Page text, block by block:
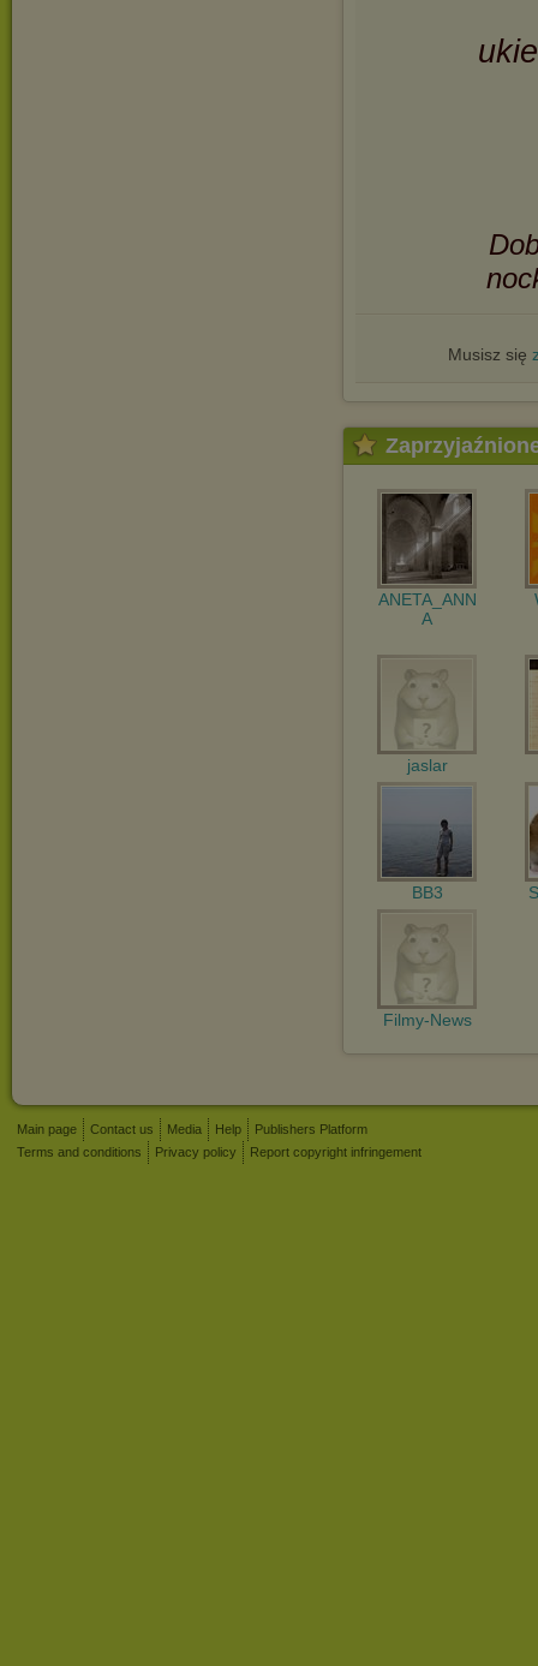
Musisz się
ANETA_ANN
A
jaslar
BB3
Filmy-News
Main page Contact us Media Help
Publishers Platform
Terms and conditions
Privacy policy Report copyright infringement